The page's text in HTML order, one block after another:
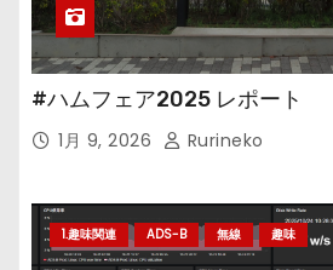
#ハムフェア2025 レポート
1月 9, 2026 Rurineko
1.趣味関連 ADS-B 無線 趣味